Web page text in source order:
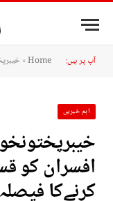
آپ پر ہیں: Home
»
اہم خبریں
افسران کو
کرنےکا فیصلہ